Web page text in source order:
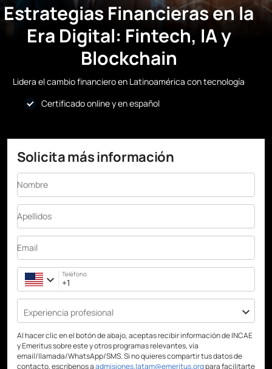
Estrategias Financieras en la
Era Digital: Fintech, IA y
Blockchain
Lidera el cambio financiero en Latinoamérica con tecnología
Certificado online y en español
Solicita más información
Nombre
Apellidos
Email
Teléfono
Experiencia profesional
Al hacer clic en el botón de abajo, aceptas recibir información de INCAE
y Emeritus sobre este y otros programas relevantes, vía
email/llamada/WhatsApp/SMS. Si no quieres compartir tus datos de
contacto, escríbenos aadmisiones.latam@emeritus.orgpara facilitarte